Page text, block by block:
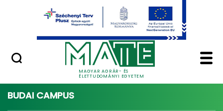
Ugrás a fő tartalomhoz
MAGYAR AGRÁR- ÉS
ÉLETTUDOMÁNYI EGYETEM
Minőségügy
Home - Magyar
BUDAI CAMPUS